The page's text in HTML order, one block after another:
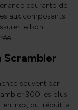
courante de
aux composants
le bon
Scrambler
souvent par
900 les plus
inox, qui réduit la